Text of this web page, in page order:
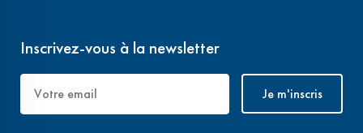
Inscrivez-vous à la newsletter